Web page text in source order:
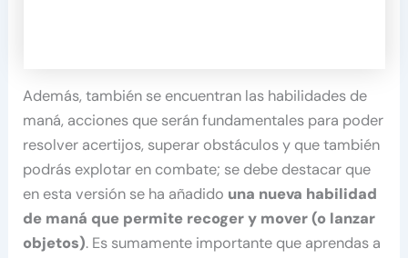
Además, también se encuentran las habilidades de
maná, acciones que serán fundamentales para poder
resolver acertijos, superar obstáculos y que también
podrás explotar en combate; se debe destacar que
en esta versión se ha añadido una nueva habilidad
de maná que permite recoger y mover (o lanzar
objetos). Es sumamente importante que aprendas a